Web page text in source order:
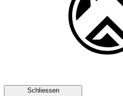
Schliessen